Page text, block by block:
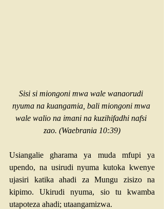
Sisi si miongoni mwa wale wanaorudi
nyuma na kuangamia, bali miongoni mwa
wale walio na imani na kuzihifadhi nafsi
zao. (Waebrania 10:39)
Usiangalie gharama ya muda mfupi ya
upendo, na usirudi nyuma kutoka kwenye
ujasiri katika ahadi za Mungu zisizo na
kipimo. Ukirudi nyuma, sio tu kwamba
utapoteza ahadi; utaangamizwa.